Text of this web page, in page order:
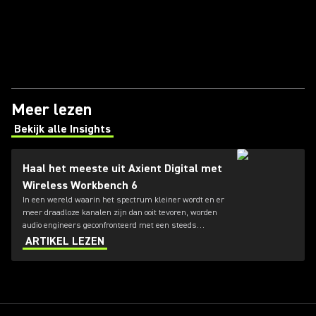
Meer lezen
Bekijk alle Insights
(Opens in a new tab)
Haal het meeste uit Axient Digital met
Wireless Workbench 6
In een wereld waarin het spectrum kleiner wordt en er
meer draadloze kanalen zijn dan ooit tevoren, worden
audio engineers geconfronteerd met een steeds
moeilijker wordende tijd voor het beheren van radio
frequentie omgevingen (RF).
ARTIKEL LEZEN